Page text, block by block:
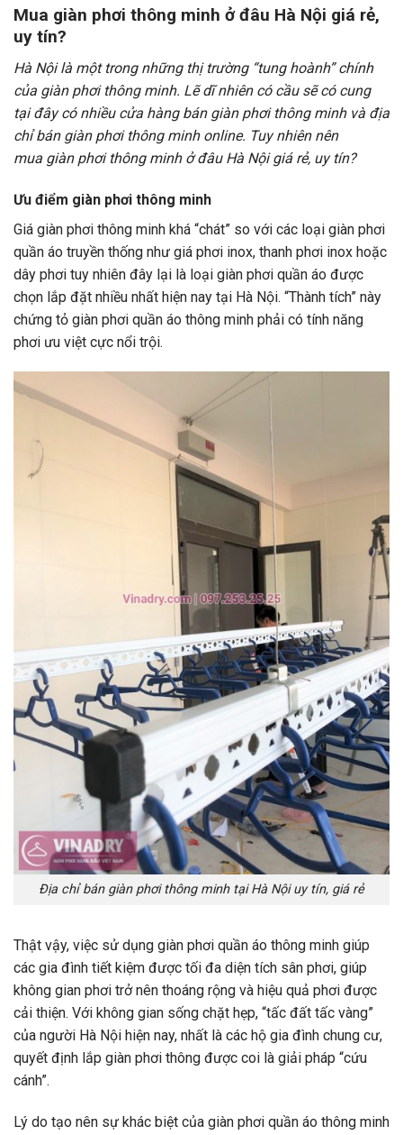
Mua giàn phơi thông minh ở đâu Hà Nội giá rẻ,
uy tín?
Hà Nội là một trong những thị trường “tung hoành” chính
của giàn phơi thông minh. Lẽ dĩ nhiên có cầu sẽ có cung
tại đây có nhiều cửa hàng bán giàn phơi thông minh và địa
chỉ bán giàn phơi thông minh online. Tuy nhiên nên
mua giàn phơi thông minh ở đâu Hà Nội giá rẻ, uy tín?
Ưu điểm giàn phơi thông minh
Giá giàn phơi thông minh khá “chát” so với các loại giàn phơi
quần áo truyền thống như giá phơi inox, thanh phơi inox hoặc
dây phơi tuy nhiên đây lại là loại giàn phơi quần áo được
chọn lắp đặt nhiều nhất hiện nay tại Hà Nội. “Thành tích” này
chứng tỏ giàn phơi quần áo thông minh phải có tính năng
phơi ưu việt cực nổi trội.
Địa chỉ bán giàn phơi thông minh tại Hà Nội uy tín, giá rẻ
Thật vậy, việc sử dụng giàn phơi quần áo thông minh giúp
các gia đình tiết kiệm được tối đa diện tích sân phơi, giúp
không gian phơi trở nên thoáng rộng và hiệu quả phơi được
cải thiện. Với không gian sống chặt hẹp, “tấc đất tấc vàng”
của người Hà Nội hiện nay, nhất là các hộ gia đình chung cư,
quyết định lắp giàn phơi thông được coi là giải pháp “cứu
cánh”.
Lý do tạo nên sự khác biệt của giàn phơi quần áo thông minh